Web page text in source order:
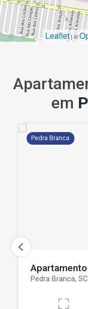
Leaflet| ©
em
Pedra Branca
Apartamento
Pedra Branca, SC